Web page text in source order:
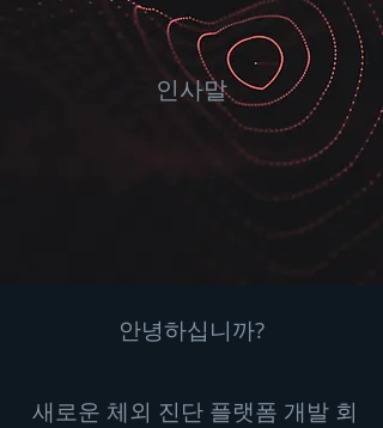
​인사말
안녕하십니까?
새로운 체외 진단 플랫폼 개발 회